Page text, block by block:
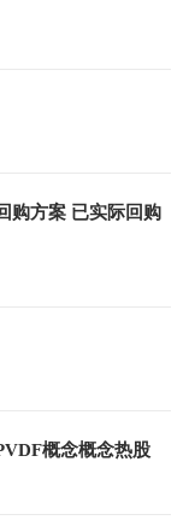
购方案 已实际回购
概念概念热股